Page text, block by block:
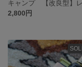
2,800円